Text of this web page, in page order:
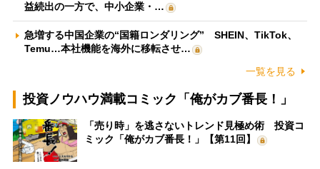
益続出の一方で、中小企業・…
急増する中国企業の“国籍ロンダリング” SHEIN、TikTok、
Temu…本社機能を海外に移転させ…
一覧を見る
投資ノウハウ満載コミック「俺がカブ番長！」
「売り時」を逃さないトレンド見極め術 投資コ
ミック「俺がカブ番長！」【第11回】